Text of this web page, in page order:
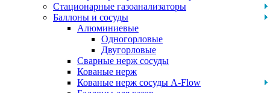
Стационарные газоанализаторы
Баллоны и сосуды
Алюминиевые
Одногорловые
Двугорловые
Сварные нерж сосуды
Кованые нерж
Кованые нерж сосуды A-Flow